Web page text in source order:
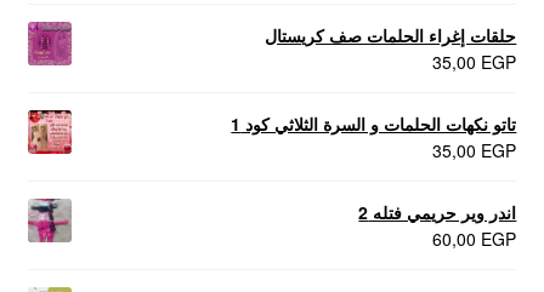
حلقات إغراء الحلمات صف كريستال
35,00 EGP
تاتو نكهات الحلمات و السرة الثلاثي كود 1
35,00 EGP
اندر وير حريمي فتله 2
60,00 EGP